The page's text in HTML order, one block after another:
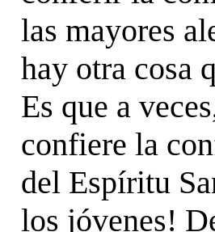
las mayores
hay otra cosa
Es que a
confiere la
del Espíritu
los jóvenes!